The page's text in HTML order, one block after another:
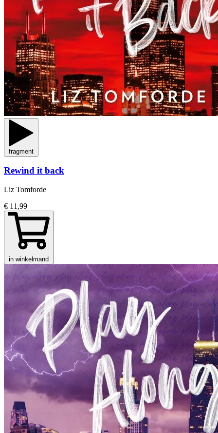
fragment
Rewind it back
Liz Tomforde
€ 11,99
in winkelmand